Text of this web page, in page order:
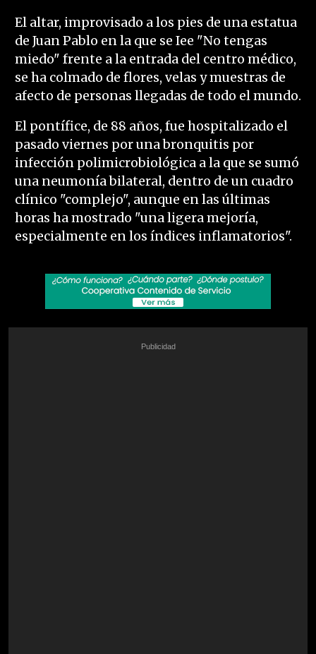
El altar, improvisado a los pies de una estatua
de Juan Pablo en la que se Iee "No tengas
miedo" frente a la entrada del centro médico,
se ha colmado de flores, velas y muestras de
afecto de personas llegadas de todo el mundo.
El pontífice, de 88 años, fue hospitalizado el
pasado viernes por una bronquitis por
infección polimicrobiológica a la que se sumó
una neumonía bilateral, dentro de un cuadro
clínico "complejo", aunque en las últimas
horas ha mostrado "una ligera mejoría,
especialmente en los índices inflamatorios".